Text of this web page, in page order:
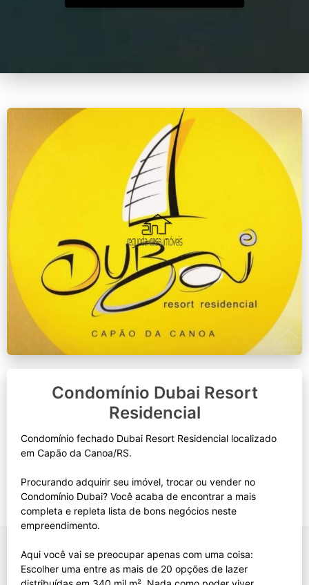
Condomínio Dubai Resort
Residencial
Condomínio fechado Dubai Resort Residencial localizado
em Capão da Canoa/RS.
Procurando adquirir seu imóvel, trocar ou vender no
Condomínio Dubai? Você acaba de encontrar a mais
completa e repleta lista de bons negócios neste
empreendimento.
Aqui você vai se preocupar apenas com uma coisa:
Escolher uma entre as mais de 20 opções de lazer